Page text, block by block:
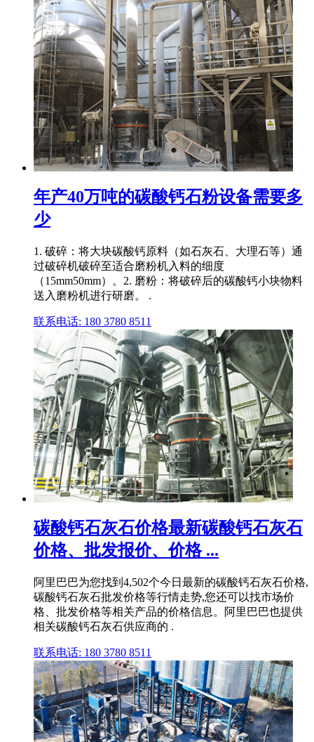
年产40万吨的碳酸钙石粉设备需要多
少
1. 破碎：将大块碳酸钙原料（如石灰石、大理石等）通
过破碎机破碎至适合磨粉机入料的细度
（15mm50mm）。2. 磨粉：将破碎后的碳酸钙小块物料
送入磨粉机进行研磨。 .
联系电话: 180 3780 8511
碳酸钙石灰石价格最新碳酸钙石灰石
价格、批发报价、价格 ...
阿里巴巴为您找到4,502个今日最新的碳酸钙石灰石价格,
碳酸钙石灰石批发价格等行情走势,您还可以找市场价
格、批发价格等相关产品的价格信息。阿里巴巴也提供
相关碳酸钙石灰石供应商的 .
联系电话: 180 3780 8511